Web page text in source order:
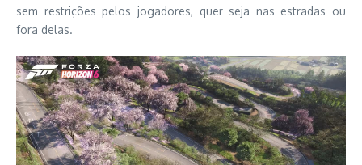
sem restrições pelos jogadores, quer seja nas estradas ou
fora delas.